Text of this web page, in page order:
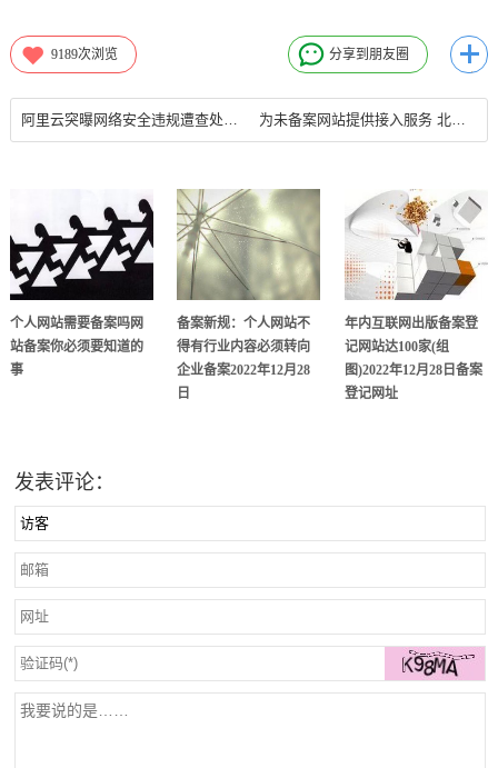
9189次浏览 分享到朋友圈
阿里云突曝网络安全违规遭查处 被批导致假冒网站备案 为未备案网站提供接入服务 北京星缘新动力科技有限公司被罚款
个人网站需要备案吗网
站备案你必须要知道的
事
备案新规：个人网站不
得有行业内容必须转向
企业备案2022年12月28
日
年内互联网出版备案登
记网站达100家(组
图)2022年12月28日备案
登记网址
发表评论：